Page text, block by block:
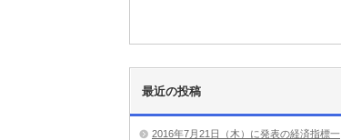
最近の投稿
2016年7月21日（木）に発表の経済指標一